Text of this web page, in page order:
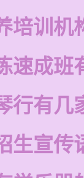
培训机
速成班
行有几
生宣传